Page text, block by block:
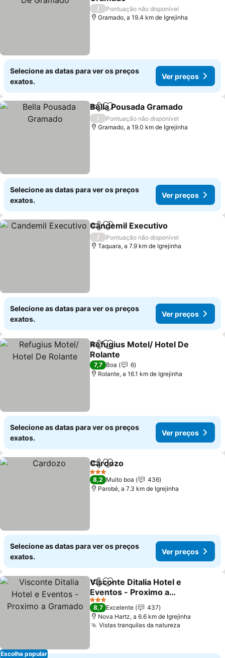
/
Pontuação não disponível
Gramado, a 19.4 km de Igrejinha
Selecione as datas para ver os preços
exatos.
Ver preços
PartilharAdicionar aos favoritos
Bella Pousada Gramado
/
Pontuação não disponível
Gramado, a 19.0 km de Igrejinha
Selecione as datas para ver os preços
exatos.
Ver preços
PartilharAdicionar aos favoritos
Candemil Executivo
/
Pontuação não disponível
Taquara, a 7.9 km de Igrejinha
Selecione as datas para ver os preços
exatos.
Ver preços
PartilharAdicionar aos favoritos
Refugius Motel/ Hotel De
Rolante
7,7 Boa
6
Rolante, a 16.1 km de Igrejinha
Selecione as datas para ver os preços
exatos.
Ver preços
PartilharAdicionar aos favoritos
Cardozo
3 Estrelas
8,2 Muito boa
436
Parobé, a 7.3 km de Igrejinha
Selecione as datas para ver os preços
exatos.
Ver preços
Escolha popular
PartilharAdicionar aos favoritos
Visconte Ditalia Hotel e
Eventos - Proximo a
Gramado
3 Estrelas
8,7 Excelente
437
Nova Hartz, a 6.6 km de Igrejinha
Vistas tranquilas da natureza